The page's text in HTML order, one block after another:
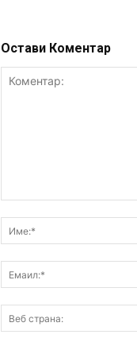
Остави Коментар